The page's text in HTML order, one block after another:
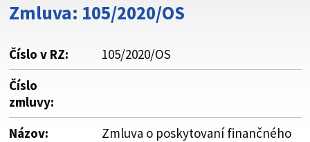
vždy začína https:// pred názvom domény webového sídla.
Zmluva: 105/2020/OS
Číslo v RZ:
105/2020/OS
Číslo
zmluvy:
Názov:
Zmluva o poskytovaní finančného